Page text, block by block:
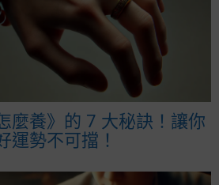
麼養》的 7 大秘訣！讓你
運勢不可擋！